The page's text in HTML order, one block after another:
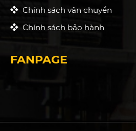
Chính sách vận chuyển
Chính sách bảo hành
FANPAGE